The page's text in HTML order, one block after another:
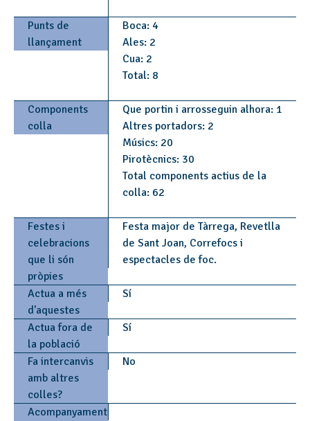
Punts de
llançament
Boca: 4
Ales: 2
Cua: 2
Total: 8
Components
colla
Que portin i arrosseguin alhora: 1
Altres portadors: 2
Músics: 20
Pirotècnics: 30
Total components actius de la
colla: 62
Festes i
celebracions
que li són
pròpies
Festa major de Tàrrega, Revetlla
de Sant Joan, Correfocs i
espectacles de foc.
Actua a més
d'aquestes
Sí
Actua fora de
la població
Sí
Fa intercanvis
amb altres
colles?
No
Acompanyament